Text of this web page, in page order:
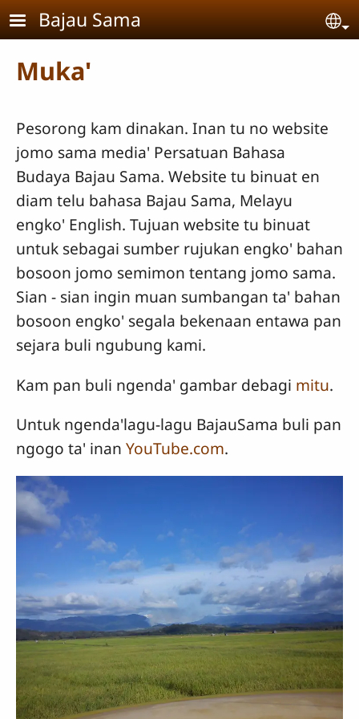
Skip to main content
Bajau Sama
Muka'
Pesorong kam dinakan. Inan tu no website
jomo sama media' Persatuan Bahasa
Budaya Bajau Sama. Website tu binuat en
diam telu bahasa Bajau Sama, Melayu
engko' English. Tujuan website tu binuat
untuk sebagai sumber rujukan engko' bahan
bosoon jomo semimon tentang jomo sama.
Sian - sian ingin muan sumbangan ta' bahan
bosoon engko' segala bekenaan entawa pan
sejara buli ngubung kami.
Kam pan buli ngenda' gambar debagi mitu.
Untuk ngenda'lagu-lagu BajauSama buli pan
ngogo ta' inan YouTube.com.